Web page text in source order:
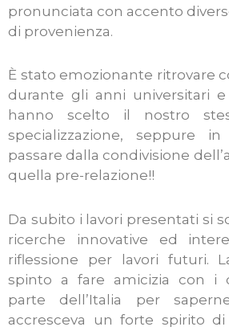
pronunciata con accento
di provenienza.
È stato emozionante ritrovare
durante gli anni universitari
hanno scelto il nostro
specializzazione, seppure
passare dalla condivisione
quella pre-relazione!!
Da subito i lavori presentati si
ricerche innovative ed
riflessione per lavori futuri.
spinto a fare amicizia con i
parte dell’Italia per
accresceva un forte spirito di